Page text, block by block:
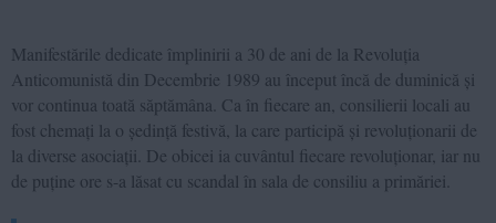
Manifestările dedicate împlinirii a 30 de ani de la Revoluția
Anticomunistă din Decembrie 1989 au început încă de duminică și
vor continua toată săptămâna. Ca în fiecare an, consilierii locali au
fost chemați la o ședință festivă, la care participă și revoluționarii de
la diverse asociații. De obicei ia cuvântul fiecare revoluționar, iar nu
de puține ore s-a lăsat cu scandal în sala de consiliu a primăriei.